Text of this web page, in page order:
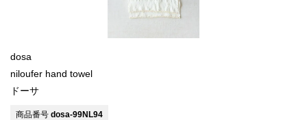
dosa
niloufer hand towel
ドーサ
商品番号 dosa-99NL94